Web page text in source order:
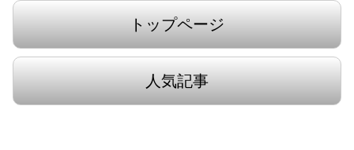
トップページ
人気記事